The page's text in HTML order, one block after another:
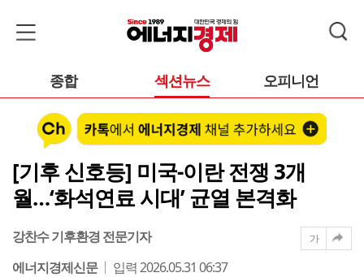
종합 섹션뉴스 오피니언
[기후 신호등] 미국-이란 전쟁 3개
월…‘화석연료 시대’ 균열 본격화
강찬수 기후환경 전문기자
에너지경제신문
입력 2026.05.31 06:37
가